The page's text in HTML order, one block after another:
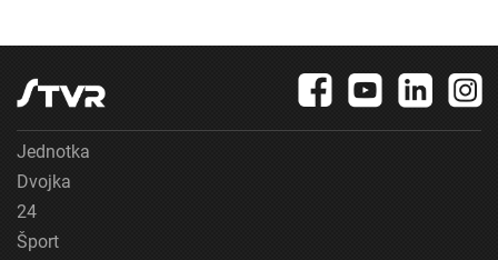
Jednotka
Dvojka
24
Šport